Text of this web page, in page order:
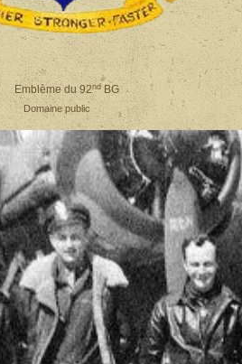
Emblème du 92ndBG
Domaine public American